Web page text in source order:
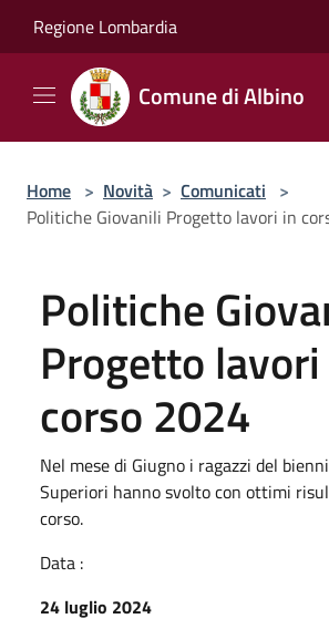
Regione Lombardia
Comune di Albino
Home > Novità > Comunicati >
Politiche Giovanili Progetto lavori in
Politiche
Progetto
corso 2024
Nel mese di Giugno i ragazzi del
Superiori hanno svolto con ottimi
corso.
Data :
24 luglio 2024